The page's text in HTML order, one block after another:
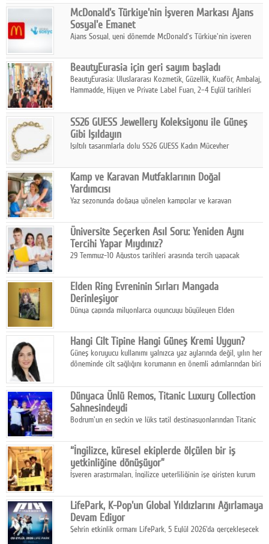
stratejisini uluslararası ölçeğe taşıyan satın alma hamlesini
tamamladı.
McDonald's Türkiye'nin İşveren Markası Ajans
Sosyal'e Emanet
Ajans Sosyal, yeni dönemde McDonald's Türkiye'nin işveren
BeautyEurasia için geri sayım başladı
BeautyEurasia: Uluslararası Kozmetik, Güzellik, Kuaför, Ambalaj,
Hammadde, Hijyen ve Private Label Fuarı, 2–4 Eylül tarihleri
SS26 GUESS Jewellery Koleksiyonu ile Güneş
Gibi Işıldayın
Işıltılı tasarımlarla dolu SS26 GUESS Kadın Mücevher
dokunuşunu taşıyor.
Kamp ve Karavan Mutfaklarının Doğal
Yardımcısı
Yaz sezonunda doğaya yönelen kampçılar ve karavan
temizlik sağlayan, çevreye duyarlı bitkisel içerikli ürünleri tercih
ediyor.
Üniversite Seçerken Asıl Soru: Yeniden Aynı
Tercihi Yapar Mıydınız?
29 Temmuz-10 Ağustos tarihleri arasında tercih yapacak
Elden Ring Evreninin Sırları Mangada
Derinleşiyor
Dünya çapında milyonlarca oyuncuyu büyüleyen Elden
aksiyonu ve karanlık fantastik atmosferi bir araya getirmeyi
sürdürüyor.
Hangi Cilt Tipine Hangi Güneş Kremi Uygun?
Güneş koruyucu kullanımı yalnızca yaz aylarında değil, yılın her
döneminde cilt sağlığını korumanın en önemli adımlarından biri
Dünyaca Ünlü Remos, Titanic Luxury Collection
Sahnesindeydi
Bodrum'un en seçkin ve lüks tatil destinasyonlarından Titanic
yaz etkinlikleri kapsamında uluslararası yıldızları ağırlamaya
devam ediyor
“İngilizce, küresel ekiplerde ölçülen bir iş
yetkinliğine dönüşüyor”
İşveren araştırmaları, İngilizce yeterliliğinin işe girişten kurum
gösteriyor.
LifePark, K-Pop'un Global Yıldızlarını Ağırlamaya
Devam Ediyor
Şehrin etkinlik ormanı LifePark, 5 Eylül 2026'da gerçekleşecek